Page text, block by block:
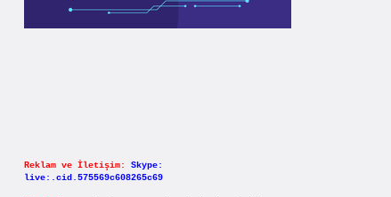
Reklam ve İletişim:
Skype:
live:.cid.575569c608265c69